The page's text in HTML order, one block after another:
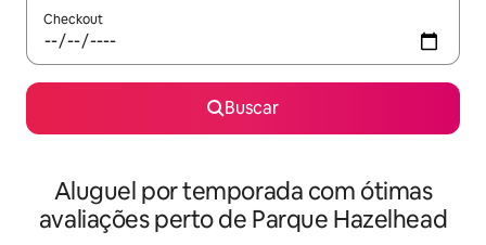
Checkout
Buscar
Aluguel por temporada com ótimas
avaliações perto de Parque Hazelhead